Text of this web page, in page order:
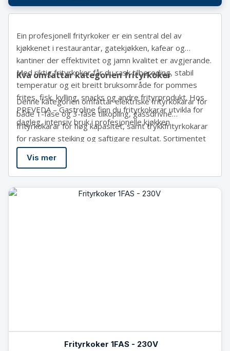
Ein profesjonell frityrkoker er ein sentral del av
kjøkkenet i restaurantar, gatekjøkken, kafear og
kantiner der effektivitet og jamn kvalitet er avgjerande.
Med riktig frityrkoker får du rask tilbereding, stabil
temperatur og eit breitt bruksområde for pommes
frites, fisk, kylling, snacks og andre frityrprodukt. Hos
PREVEDA – Gastroline finn du frityrkokarar utvikla for
dagleg, intensiv bruk i profesjonelle kjøkken.
Kva omfattar kategorien frityrkoker
Denne kategorien omfattar elektriske frityrkokarar for
både 1-fase og 3-fase tilkopling, gassdrivne
frityrkokarar for høg kapasitet, samt trykkfrityrkokarar
for raskare steiking og saftigare resultat. Sortimentet
inkluderer òg frityrtilbehøyr og brannslokkesystem
tilpassa frityrstasjonar. Alle modellar er produsert i
rustfritt stål og konstruerte for høg driftstryggleik, god
varmeoverføring og lang levetid.
Vis mer
Frityrkoker 1FAS - 230V